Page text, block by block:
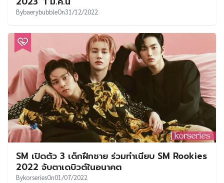
BybaerybubbleOn31/12/2022
SM เปิดตัว 3 เด็กฝึกชาย ร่วมทำเนียบ SM Rookies
2022 จับตาเดบิวต์ในอนาคต
BykorseriesOn01/07/2022